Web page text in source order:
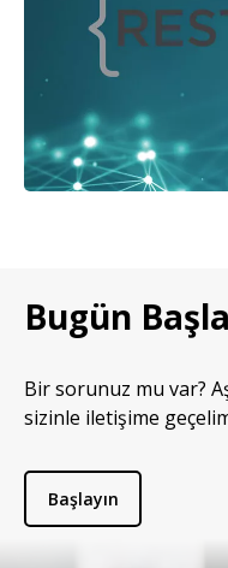
Bugün
Bir sorunuz mu var?
sizinle iletişime
Başlayın